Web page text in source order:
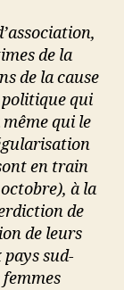
de la
de la cause
qui
qui le
en train
à la
de
de leurs
sud-